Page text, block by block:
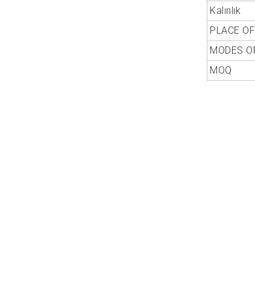
Kalınlık
PLACE
MODES
MOQ